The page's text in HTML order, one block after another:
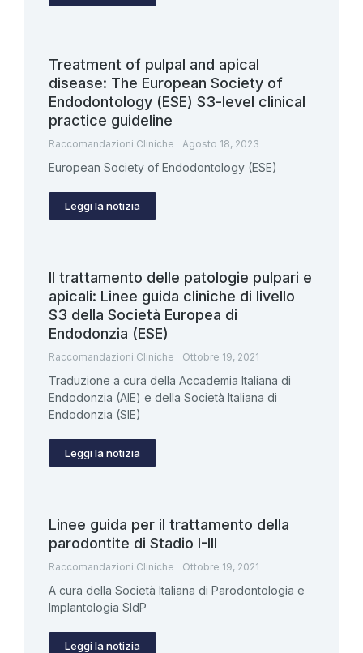
Treatment of pulpal and apical
disease: The European Society of
Endodontology (ESE) S3-level clinical
practice guideline
Raccomandazioni Cliniche Agosto 18, 2023
European Society of Endodontology (ESE)
Leggi la notizia
Il trattamento delle patologie pulpari e
apicali: Linee guida cliniche di livello
S3 della Società Europea di
Endodonzia (ESE)
Raccomandazioni Cliniche Ottobre 19, 2021
Traduzione a cura della Accademia Italiana di
Endodonzia (AIE) e della Società Italiana di
Endodonzia (SIE)
Leggi la notizia
Linee guida per il trattamento della
parodontite di Stadio I-III
Raccomandazioni Cliniche Ottobre 19, 2021
A cura della Società Italiana di Parodontologia e
Implantologia SIdP
Leggi la notizia